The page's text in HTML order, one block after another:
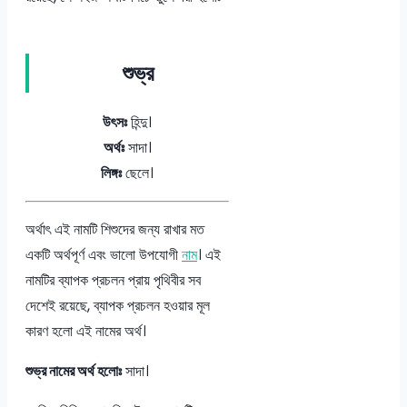
শুভ্র
উৎসঃহিন্দু।
অর্থঃসাদা।
লিঙ্গঃছেলে।
অর্থাৎ এই নামটি শিশুদের জন্য রাখার মত
একটি অর্থপূর্ণ এবং ভালো উপযোগীনাম। এই
নামটির ব্যাপক প্রচলন প্রায় পৃথিবীর সব
দেশেই রয়েছে, ব্যাপক প্রচলন হওয়ার মূল
কারণ হলো এই নামের অর্থ।
শুভ্র নামের অর্থ হলোঃসাদা।